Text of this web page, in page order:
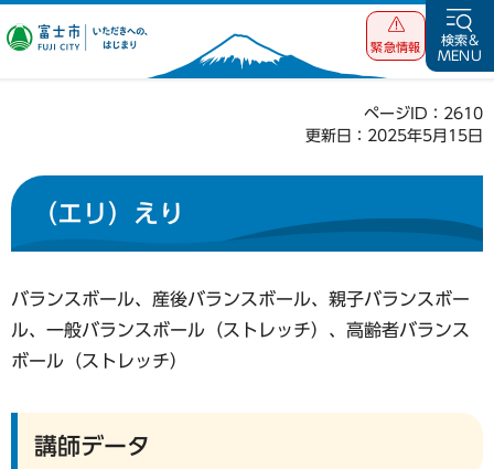
富士市 いただ
緊急情報
検索&
MENU
ページID：2610
更新日：2025年5月15日
（エリ）えり
バランスボール、産後バランスボール、親子バランスボー
ル、一般バランスボール（ストレッチ）、高齢者バランス
ボール（ストレッチ）
講師データ